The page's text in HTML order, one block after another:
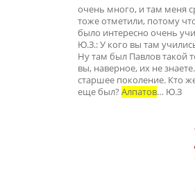
очень много, и там меня
тоже отметили, потому
было интересно очень
Ю.З.: У кого вы там
Ну там был Павлов такой
вы, наверное, их не
старшее поколение. Кто
еще был? Алпатов… Ю.З